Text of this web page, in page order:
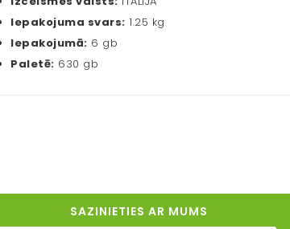
Iepakojuma svars: 1.25 kg
Iepakojumā: 6 gb
Paletē: 630 gb
SAZINIETIES AR MUMS